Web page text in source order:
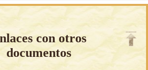
con otros
documentos